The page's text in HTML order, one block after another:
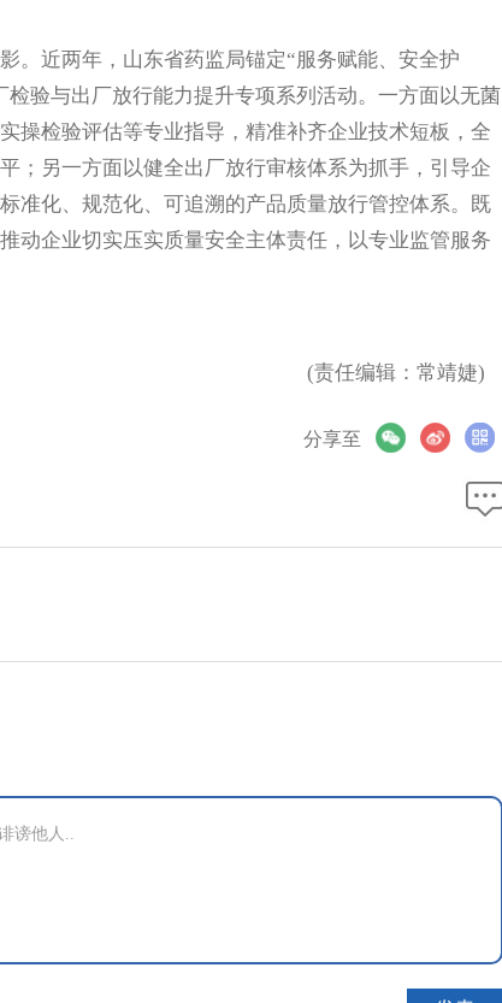
近两年，山东省药监局锚定“服务赋能、安全护
验与出厂放行能力提升专项系列活动。一方面以无菌
操检验评估等专业指导，精准补齐企业技术短板，全
；另一方面以健全出厂放行审核体系为抓手，引导企
准化、规范化、可追溯的产品质量放行管控体系。既
动企业切实压实质量安全主体责任，以专业监管服务
(责任编辑：常靖婕)
分享至